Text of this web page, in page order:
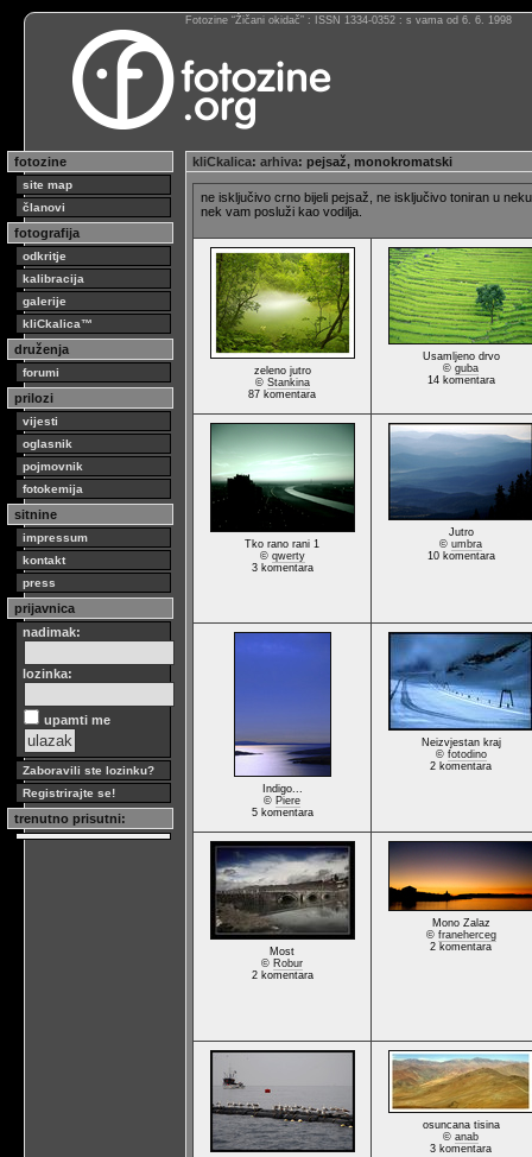
Fotozine “Žičani okidač” : ISSN 1334-0352 : s vama od 6. 6. 1998
fotozine
site map
članovi
fotografija
odkritje
kalibracija
galerije
kliCkalica™
druženja
forumi
prilozi
vijesti
oglasnik
pojmovnik
fotokemija
sitnine
impressum
kontakt
press
prijavnica
nadimak:
lozinka:
upamti me
Zaboravili ste lozinku?
Registrirajte se!
trenutno prisutni:
kliCkalica: arhiva: pejsaž, monokromatski
ne isključivo crno bijeli pejsaž, ne isključivo toniran u
nek vam posluži kao vodilja.
zeleno jutro
© Stankina
87 komentara
Usamljeno drvo
© guba
14 komentara
Tko rano rani 1
© qwerty
3 komentara
Jutro
© umbra
10 komentara
Indigo...
© Piere
5 komentara
Neizvjestan kraj
© fotodino
2 komentara
Most
© Robur
2 komentara
Mono Zalaz
© franeherceg
2 komentara
osuncana tisina
© anab
3 komentara